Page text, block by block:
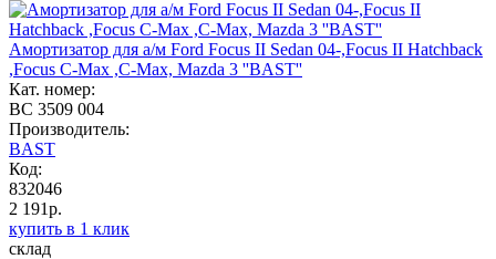
Амортизатор для а/м Ford Focus II Sedan 04-,Focus II Hatchback
,Focus C-Max ,C-Max, Mazda 3 ''BAST''
Кат. номер:
BC 3509 004
Производитель:
BAST
Код:
832046
2 191р.
купить в 1 клик
склад